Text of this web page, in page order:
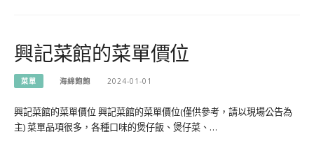
興記菜館的菜單價位
菜單 海綿飽飽 2024-01-01
興記菜館的菜單價位 興記菜館的菜單價位(僅供參考，請以現場公告為
主) 菜單品項很多，各種口味的煲仔飯、煲仔菜、…